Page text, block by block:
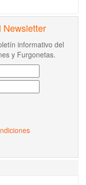
Newsletter
informativo del
y Furgonetas.